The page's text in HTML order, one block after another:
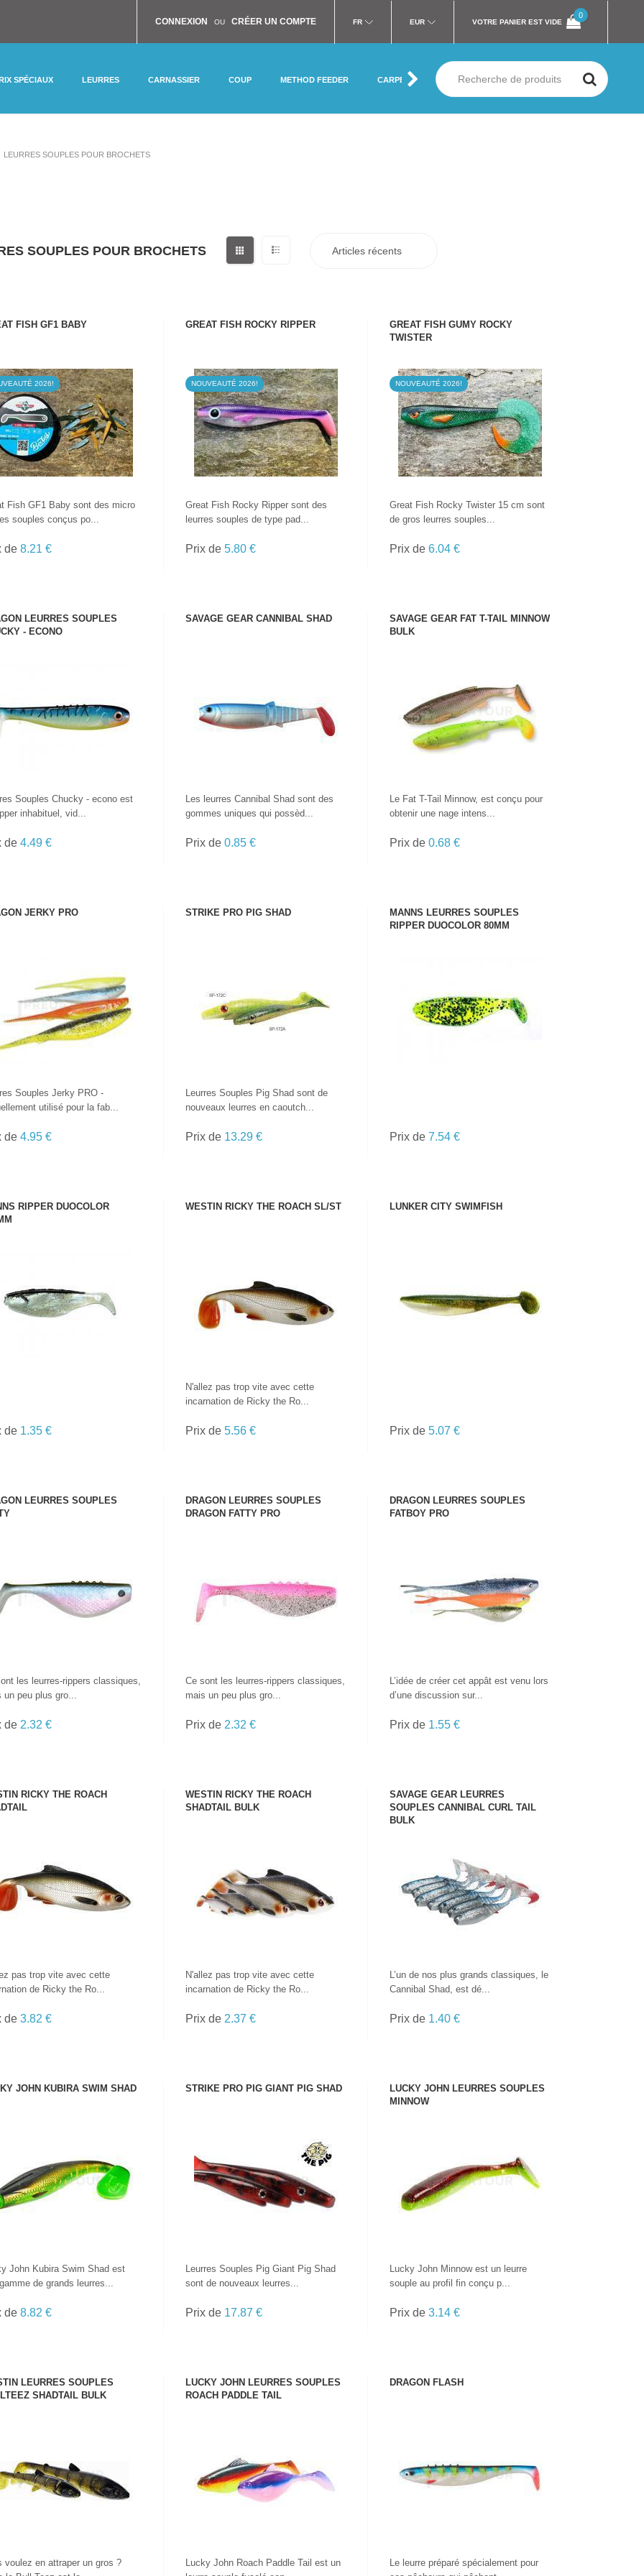
CONNEXION OU CRÉER UN COMPTE FR EUR VOTRE PANIER EST VIDE
0
SPÉCIAUX LEURRES CARNASSIER COUP METHOD FEEDER CARPE MER SILURE MOUCHE
LEURRES SOUPLES POUR BROCHETS
SOUPLES POUR BROCHETS
FISH GF1 BABY
2026!
VOIR LE PRODUIT
Fish GF1 Baby sont des micro
souples conçus po...
de 8.21 €
GREAT FISH ROCKY RIPPER
NOUVEAUTÉ 2026!
VOIR LE PRODUIT
Great Fish Rocky Ripper sont des
leurres souples de type pad...
Prix de 5.80 €
GREAT FISH GUMY ROCKY
TWISTER
NOUVEAUTÉ 2026!
VOIR LE PRODUIT
Great Fish Rocky Twister 15 cm sont
de gros leurres souples...
Prix de6.04 €
LEURRES SOUPLES
- ECONO
Souples Chucky - econo est
inhabituel, vid...
de 4.49 €
SAVAGE GEAR CANNIBAL SHAD
Les leurres Cannibal Shad sont des
gommes uniques qui possèd...
Prix de 0.85 €
SAVAGE GEAR FAT T-TAIL MINNOW
BULK
VOIR LE PRODUIT
Le Fat T-Tail Minnow, est conçu pour
obtenir une nage intens...
Prix de0.68 €
JERKY PRO
VOIR LE PRODUIT
Souples Jerky PRO -
utilisé pour la fab...
de 4.95 €
STRIKE PRO PIG SHAD
Leurres Souples Pig Shad sont de
nouveaux leurres en caoutch...
Prix de 13.29 €
MANNS LEURRES SOUPLES
RIPPER DUOCOLOR 80MM
Prix de7.54 €
RIPPER DUOCOLOR
de 1.35 €
WESTIN RICKY THE ROACH SL/ST
VOIR LE PRODUIT
N'allez pas trop vite avec cette
incarnation de Ricky the Ro...
Prix de 5.56 €
LUNKER CITY SWIMFISH
Prix de5.07 €
LEURRES SOUPLES
les leurres-rippers classiques,
un peu plus gro...
de 2.32 €
DRAGON LEURRES SOUPLES
DRAGON FATTY PRO
Ce sont les leurres-rippers classiques,
mais un peu plus gro...
Prix de 2.32 €
DRAGON LEURRES SOUPLES
FATBOY PRO
L’idée de créer cet appât est venu lors
d’une discussion sur...
Prix de 1.55 €
RICKY THE ROACH
VOIR LE PRODUIT
pas trop vite avec cette
de Ricky the Ro...
de 3.82 €
WESTIN RICKY THE ROACH
SHADTAIL BULK
VOIR LE PRODUIT
N'allez pas trop vite avec cette
incarnation de Ricky the Ro...
Prix de 2.37 €
SAVAGE GEAR LEURRES
SOUPLES CANNIBAL CURL TAIL
BULK
VOIR LE PRODUIT
L’un de nos plus grands classiques, le
Cannibal Shad, est dé...
Prix de 1.40 €
JOHN KUBIRA SWIM SHAD
VOIR LE PRODUIT
John Kubira Swim Shad est
de grands leurres...
de 8.82 €
STRIKE PRO PIG GIANT PIG SHAD
VOIR LE PRODUIT
Leurres Souples Pig Giant Pig Shad
sont de nouveaux leurres...
Prix de 17.87 €
LUCKY JOHN LEURRES SOUPLES
MINNOW
VOIR LE PRODUIT
Lucky John Minnow est un leurre
souple au profil fin conçu p...
Prix de3.14 €
LEURRES SOUPLES
SHADTAIL BULK
voulez en attraper un gros ?
LUCKY JOHN LEURRES SOUPLES
ROACH PADDLE TAIL
VOIR LE PRODUIT
Lucky John Roach Paddle Tail est un
DRAGON FLASH
Le leurre préparé spécialement pour
CANNES